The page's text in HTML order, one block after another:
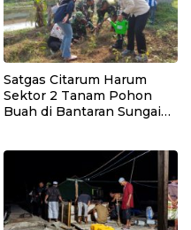
Satgas Citarum Harum
Sektor 2 Tanam Pohon
Buah di Bantaran Sungai
Lingkungan Sekaligus
Tingkatkan Manfaat
Ekonomi Warga